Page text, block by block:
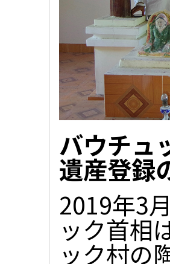
バウチュ
遺産登録
2019年3
ック首相
ック村の